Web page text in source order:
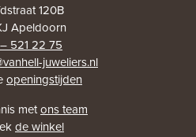
120B
Apeldoorn
521 22 75
juweliers.nl
openingstijden
metons team
de winkel